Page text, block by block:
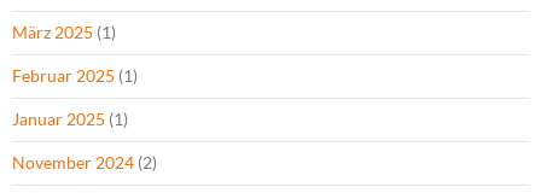
März 2025 (1)
Februar 2025 (1)
Januar 2025 (1)
November 2024 (2)